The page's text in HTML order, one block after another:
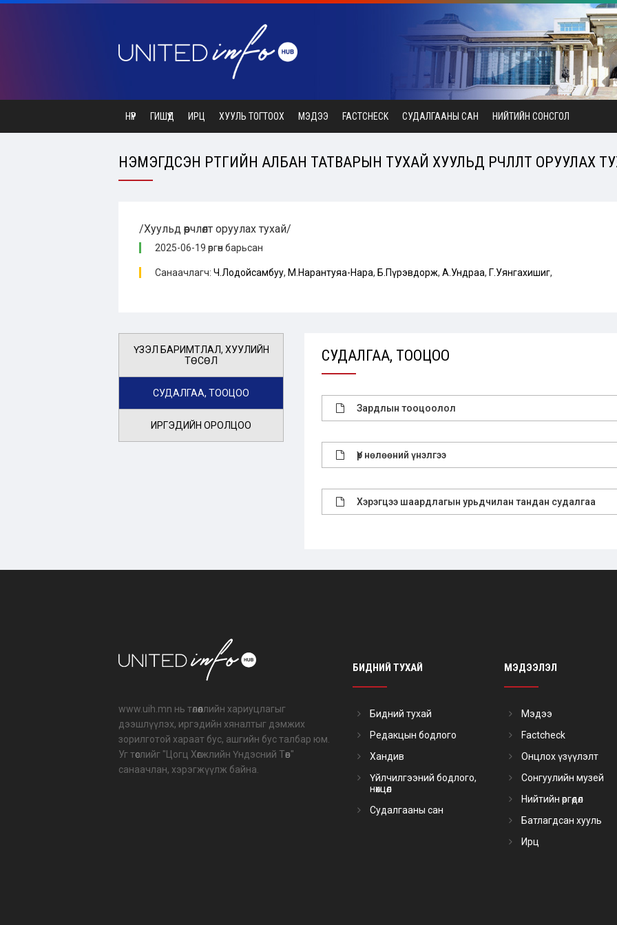
НҮҮР ГИШҮҮД ИРЦ ХУУЛЬ ТОГТООХ МЭДЭЭ FACTCHECK СУДАЛГААНЫ САН НИЙТИЙН СОНСГОЛ
НЭМЭГДСЭН ӨРТГИЙН АЛБАН ТАТВАРЫН ТУХАЙ ХУУЛЬД ӨӨРЧЛӨЛТ ОРУУЛАХ
/Хуульд өөрчлөлт оруулах тухай/
2025-06-19 өргөн барьсан
Санаачлагч: Ч.Лодойсамбуу, М.Нарантуяа-Нара, Б.Пүрэвдорж, А.Ундраа, Г.Уянгахишиг,
ҮЗЭЛ БАРИМТЛАЛ, ХУУЛИЙН
ТӨСӨЛ
СУДАЛГАА, ТООЦОО
ИРГЭДИЙН ОРОЛЦОО
СУДАЛГАА, ТООЦОО
Зардлын тооцоолол
Үр нөлөөний үнэлгээ
Хэрэгцээ шаардлагын урьдчилан тандан судалгаа
www.uih.mn нь төлөөллийн хариуцлагыг
дээшлүүлэх, иргэдийн хяналтыг дэмжих
зорилготой хараат бус, ашгийн бус талбар юм.
Уг төслийг "Цогц Хөгжлийн Үндэсний Төв"
санаачлан, хэрэгжүүлж байна.
БИДНИЙ ТУХАЙ
Бидний тухай
Редакцын бодлого
Хандив
Үйлчилгээний бодлого,
нөхцөл
Судалгааны сан
МЭДЭЭЛЭЛ
Мэдээ
Factcheck
Онцлох үзүүлэлт
Сонгуулийн музей
Нийтийн өргөдөл
Батлагдсан хууль
Ирц